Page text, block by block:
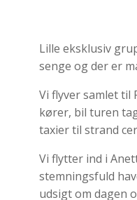
Lille eksklusiv
senge og der er
Vi flyver samlet til
kører, bil turen
taxier til strand
Vi flytter ind i
stemningsfuld
udsigt om dagen